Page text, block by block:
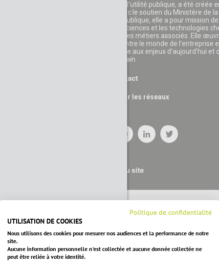
La Fondation CGénial, reconnue d’utilité publique, a été créée
2006 par des entreprises et avec le soutien du Ministère de la
Recherche. Reconnue d’utilité publique, elle a pour mission de
développer l'appétence pour les sciences et les technologies
les jeunes et leur faire découvrir les métiers associés. Elle
également au rapprochement entre le monde de l’entreprise
celui de l’éducation pour faire face aux enjeux d’aujourd’hui et
demain.
Contact
Suivez nous sur les réseaux
Plan du site
Politique de confidentialité
UTILISATION DE COOKIES
Nous utilisons des cookies pour mesurer nos audiences et la performance de notre
site.
Aucune information personnelle n'est collectée et aucune donnée collectée ne
peut être reliée à votre identité.